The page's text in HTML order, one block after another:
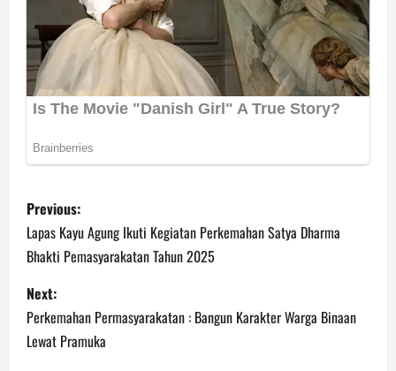
P
o
s
t
n
Previous:
Lapas Kayu Agung Ikuti Kegiatan Perkemahan Satya Dharma
Bhakti Pemasyarakatan Tahun 2025
Next:
Perkemahan Permasyarakatan : Bangun Karakter Warga Binaan
Lewat Pramuka